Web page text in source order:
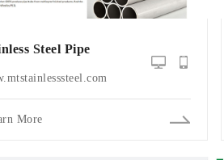
Steel Pipe
More